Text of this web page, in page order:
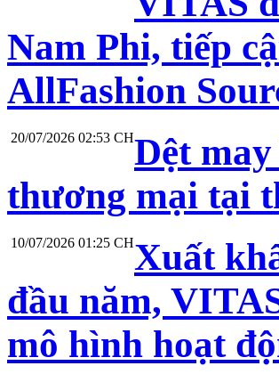
Nam Phi, tiếp
AllFashion
20/07/2026 02:53 CHDệt
thương mại tại
10/07/2026 01:25 CHXuất
đầu năm,
mô hình hoạt